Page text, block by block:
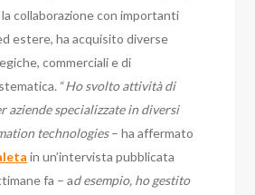
collaborazione con importanti
estere, ha acquisito diverse
commerciali e di
“Ho svolto attività di
aziende specializzate in diversi
technologies– ha affermato
in un’intervista pubblicata
fa – ad esempio, ho gestito